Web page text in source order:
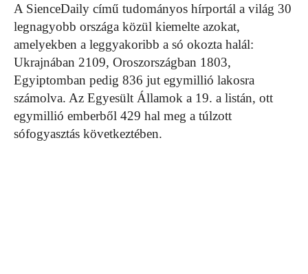
A SienceDaily című tudományos hírportál a világ 30
legnagyobb országa közül kiemelte azokat,
amelyekben a leggyakoribb a só okozta halál:
Ukrajnában 2109, Oroszországban 1803,
Egyiptomban pedig 836 jut egymillió lakosra
számolva. Az Egyesült Államok a 19. a listán, ott
egymillió emberből 429 hal meg a túlzott
sófogyasztás következtében.